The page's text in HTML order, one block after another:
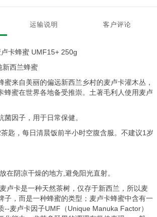
运输说明 客户评论
卡蜂蜜 UMF15+ 250g
新西兰蜂蜜
蜜来自美丽的偏远新西兰乡村的麦卢卡灌木丛，
蜂蜜在世界各地备受推崇。土著毛利人使用麦卢
菌因子，用于日常保健。
匙，每日清晨饭前半小时空腹含服。不建议1岁
在阴凉干燥的地方,避免阳光直射。
麦卢卡是一种天然茶树，仅存于新西兰，所以麦
子，而是一种蜂蜜的类型；麦卢卡蜂蜜中含有一
--麦卢卡因子UMF（Unique Manuka Factor）